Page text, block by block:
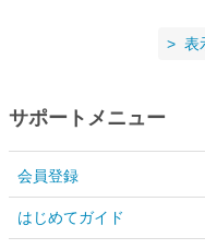
表
サポートメニュー
会員登録
はじめてガイド